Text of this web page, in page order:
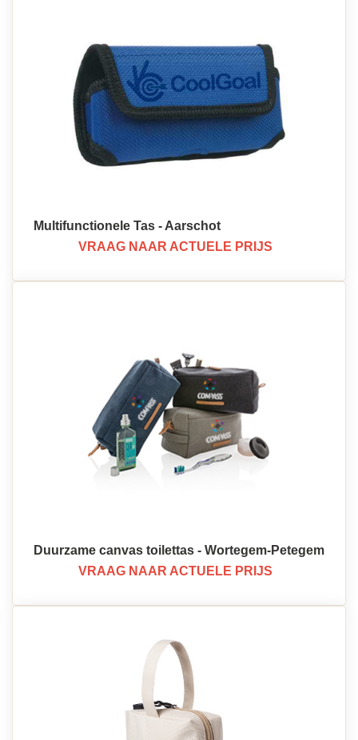
Multifunctionele Tas - Aarschot
VRAAG NAAR ACTUELE PRIJS
Duurzame canvas toilettas - Wortegem-Petegem
VRAAG NAAR ACTUELE PRIJS